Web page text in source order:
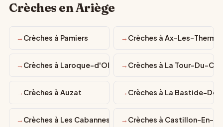
Crèches en Ariège
Crèches à Pamiers Crèches à Ax-Les-
Crèches à Laroque-d'Olmes Crèches à La Tour-Du-
Crèches à Auzat Crèches à La Bastide-De-
Crèches à Les Cabannes Crèches à Castillon-En-